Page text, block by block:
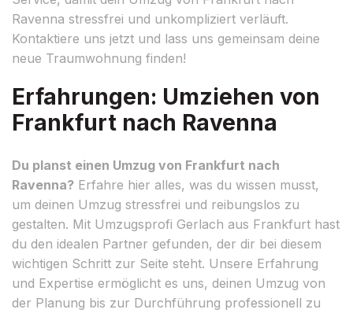
Ravenna stressfrei und unkompliziert verläuft.
Kontaktiere uns jetzt und lass uns gemeinsam deine
neue Traumwohnung finden!
Erfahrungen: Umziehen von
Frankfurt nach Ravenna
Du planst einen Umzug von Frankfurt nach
Ravenna? Erfahre hier alles, was du wissen musst,
um deinen Umzug stressfrei und reibungslos zu
gestalten. Mit Umzugsprofi Gerlach aus Frankfurt hast
du den idealen Partner gefunden, der dir bei diesem
wichtigen Schritt zur Seite steht. Unsere Erfahrung
und Expertise ermöglicht es uns, deinen Umzug von
der Planung bis zur Durchführung professionell zu